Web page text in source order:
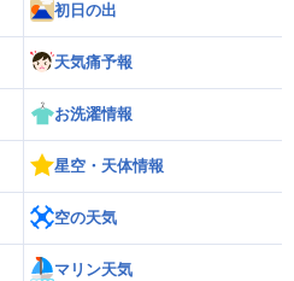
初日の出
天気痛予報
お洗濯情報
星空・天体情報
空の天気
マリン天気